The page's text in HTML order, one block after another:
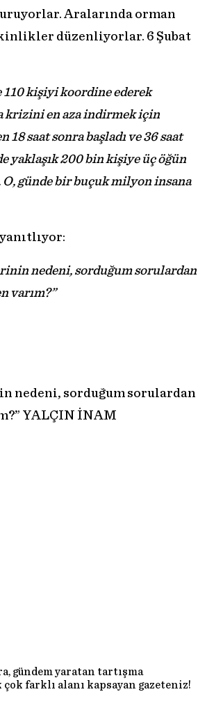
Aralarında orman
düzenliyorlar. 6 Şubat
110 kişiyi koordine ederek
krizini en aza indirmek için
18 saat sonra başladı ve 36 saat
yaklaşık 200 bin kişiye üç öğün
O, günde bir buçuk milyon insana
nedeni, sorduğum sorulardan
varım?”
nedeni, sorduğum sorulardan
YALÇIN İNAM
gündem yaratan tartışma
farklı alanı kapsayan gazeteniz!